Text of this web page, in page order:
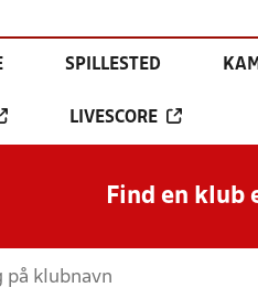
SPILLESTED
LIVESCORE
Find en klub